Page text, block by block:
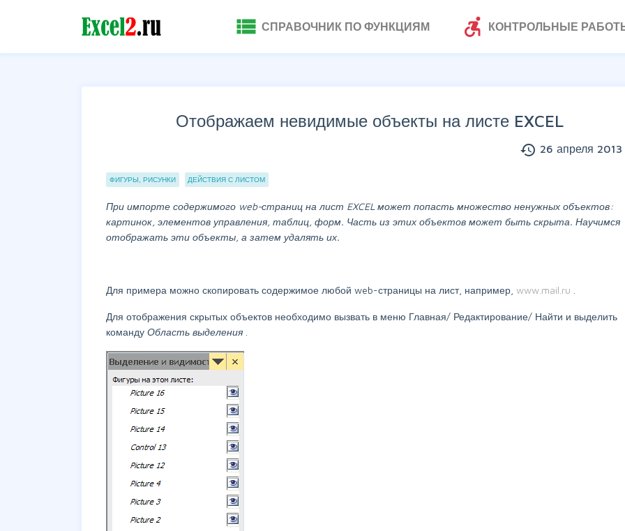
view_list СПРАВОЧНИК ПО ФУНКЦИЯМ accessible_forward КОНТРОЛЬНЫЕ
Отображаем невидимые объекты на листе EXCEL
history 26 апреля 2013
Группы статей
ФИГУРЫ, РИСУНКИ ДЕЙСТВИЯ С ЛИСТОМ
При импорте содержимого web-страниц на лист EXCEL может попасть множество ненужных объектов:
картинок, элементов управления, таблиц, форм. Часть из этих объектов может быть скрыта. Научимся
отображать эти объекты, а затем удалять их.
Для примера можно скопировать содержимое любой web-страницы на лист, например, www.mail.ru
Для отображения скрытых объектов необходимо вызвать в меню Главная/ Редактирование/ Найти и выделить
команду Область выделения